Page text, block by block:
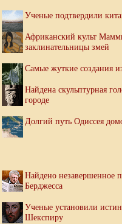
Ученые подтвердили
Африканский культ
заклинательницы змей
Самые жуткие создания
Найдена скульптурная
городе
Долгий путь Одиссея
Найдено незавершенное
Берджесса
Ученые установили
Шекспиру